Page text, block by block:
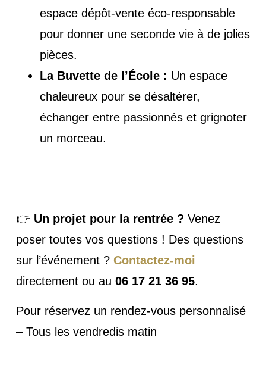
espace dépôt-vente éco-responsable
pour donner une seconde vie à de jolies
pièces.
La Buvette de l’École : Un espace
chaleureux pour se désaltérer,
échanger entre passionnés et grignoter
un morceau.
👉 Un projet pour la rentrée ? Venez
poser toutes vos questions ! Des questions
sur l’événement ? Contactez-moi
directement ou au 06 17 21 36 95.
Pour réservez un rendez-vous personnalisé
– Tous les vendredis matin